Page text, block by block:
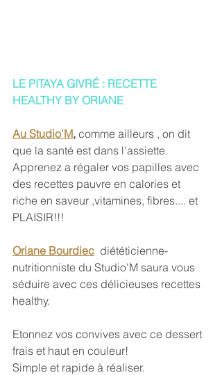
LE PITAYA GIVRÉ : RECETTE
HEALTHY BY ORIANE
Au Studio'M, comme ailleurs , on dit
que la santé est dans l'assiette.
Apprenez a régaler vos papilles avec
des recettes pauvre en calories et
riche en saveur ,vitamines, fibres.... et
PLAISIR!!!
Oriane Bourdiec
  diététicienne-
nutritionniste du Studio'M saura vous
séduire avec ces délicieuses recettes
healthy.
Etonnez vos convives avec ce dessert
frais et haut en couleur!
Simple et rapide à réaliser.